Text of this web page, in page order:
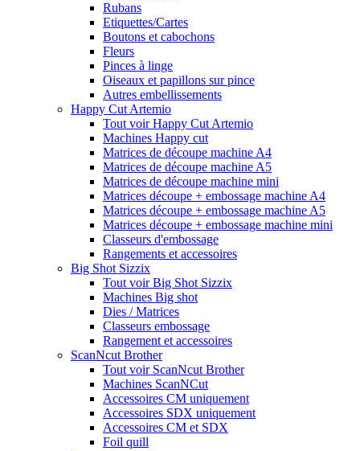
Rubans
Etiquettes/Cartes
Boutons et cabochons
Fleurs
Pinces à linge
Oiseaux et papillons sur pince
Autres embellissements
Happy Cut Artemio
Tout voir Happy Cut Artemio
Machines Happy cut
Matrices de découpe machine A4
Matrices de découpe machine A5
Matrices de découpe machine mini
Matrices découpe + embossage machine A4
Matrices découpe + embossage machine A5
Matrices découpe + embossage machine mini
Classeurs d'embossage
Rangements et accessoires
Big Shot Sizzix
Tout voir Big Shot Sizzix
Machines Big shot
Dies / Matrices
Classeurs embossage
Rangement et accessoires
ScanNcut Brother
Tout voir ScanNcut Brother
Machines ScanNCut
Accessoires CM uniquement
Accessoires SDX uniquement
Accessoires CM et SDX
Foil quill